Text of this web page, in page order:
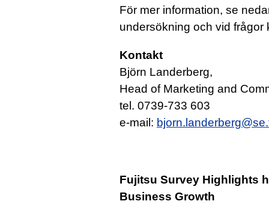
För mer information, se
undersökning och vid frågor
Kontakt
Björn Landerberg,
Head of Marketing and
tel. 0739-733 603
e-mail:
Fujitsu Survey Highlights
Business Growth